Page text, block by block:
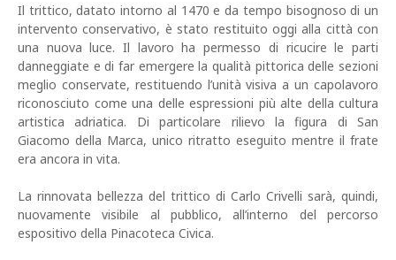
Il trittico, datato intorno al 1470 e da tempo bisognoso di un
intervento conservativo, è stato restituito oggi alla città con
una nuova luce. Il lavoro ha permesso di ricucire le parti
danneggiate e di far emergere la qualità pittorica delle sezioni
meglio conservate, restituendo l’unità visiva a un capolavoro
riconosciuto come una delle espressioni più alte della cultura
artistica adriatica. Di particolare rilievo la figura di San
Giacomo della Marca, unico ritratto eseguito mentre il frate
era ancora in vita.
La rinnovata bellezza del trittico di Carlo Crivelli sarà, quindi,
nuovamente visibile al pubblico, all’interno del percorso
espositivo della Pinacoteca Civica.